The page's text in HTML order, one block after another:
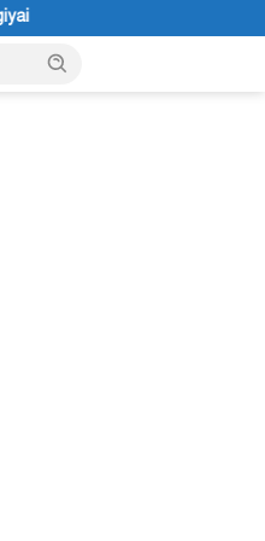
Pegunungan dan Forum